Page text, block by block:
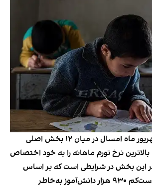
بخش آموزش در شهریور ماه امسال در میان ۱۲ بخش اصلی
نرخ تورم ماهانه را به خود اختصاص
این بخش در شرایطی است که بر اساس
گزارش‌های رسمی، دست‌کم ۹۳۰ هزار دانش‌آموز به‌خاطر